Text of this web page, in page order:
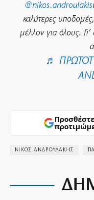
@nikos.androulakis
καλύτερες
μέλλον για όλους.
♬
ΝΙΚΟΣ ΑΝΔΡΟΥΛΑΚΗΣ